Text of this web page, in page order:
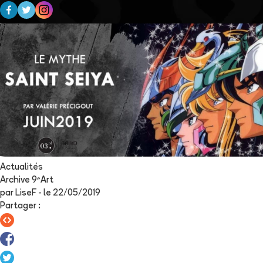
Actualités
Archive 9ᵉArt
par LiseF - le 22/05/2019
Partager :